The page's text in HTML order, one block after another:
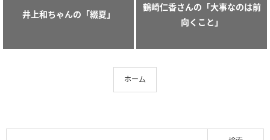
井上和ちゃんの「綴夏」
鶴崎仁香さんの「大事なのは前
向くこと」
ホーム